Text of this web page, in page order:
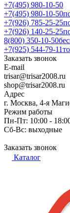
+7(495) 980-10-50
+7(495) 980-10-50
+7(926) 785-25-25
+7(926) 140-25-25
8(800) 350-10-50
+7(925) 544-79-11
Заказать звонок
E-mail
trisar@trisar2008.ru
shop@trisar2008.ru
Адрес
г. Москва, 4-я
Режим работы
Пн-Пт: 10:00 -
Сб-Вс: выходные
Заказать звонок
Каталог